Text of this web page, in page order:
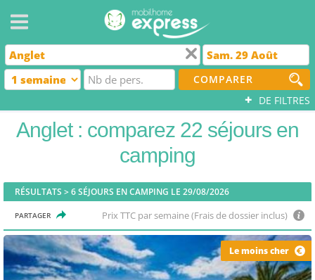
COMPARER
+ DE FILTRES
Anglet : comparez 22 séjours en
camping
RÉSULTATS >6SÉJOURS EN CAMPING LE 29/08/2026
PARTAGER Prix TTC par semaine (Frais de dossier inclus)
Le moins cher